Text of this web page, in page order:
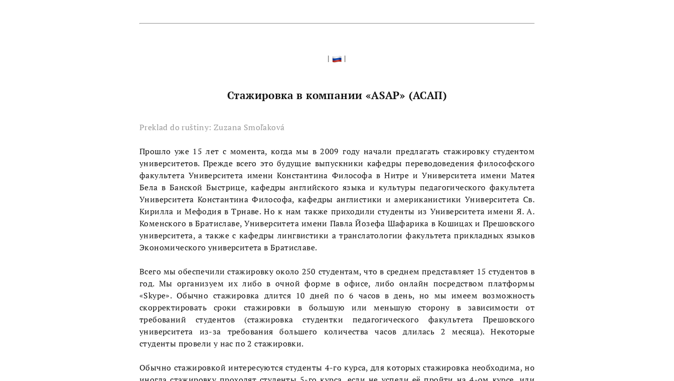
| |
Стажировка в компании «ASAP» (АСАП)
Preklad do ruštiny: Zuzana Smoľaková
Прошло уже 15 лет с момента, когда мы в 2009 году начали предлагать стажировку студентом
университетов. Прежде всего это будущие выпускники кафедры переводоведения философского
факультета Университета имени Константина Философа в Нитре и Университета имени Матея
Бела в Банской Быстрице, кафедры английского языка и культуры педагогического факультета
Университета Константина Философа, кафедры англистики и американистики Университета Св.
Кирилла и Мефодия в Трнаве. Но к нам также приходили студенты из Университета имени Я. А.
Коменского в Братиславе, Университета имени Павла Йозефа Шафарика в Кошицах и Прешовского
университета, а также с кафедры лингвистики а транслатологии факультета прикладных языков
Экономического университета в Братиславе.
Всего мы обеспечили стажировку около 250 студентам, что в среднем представляет 15 студентов в
год. Мы организуем их либо в очной форме в офисе, либо онлайн посредством платформы
«Skype». Обычно стажировка длится 10 дней по 6 часов в день, но мы имеем возможность
скорректировать сроки стажировки в большую или меньшую сторону в зависимости от
требований студентов (стажировка студентки педагогического факультета Прешовского
университета из-за требования большего количества часов длилась 2 месяца). Некоторые
студенты провели у нас по 2 стажировки.
Обычно стажировкой интересуются студенты 4-го курса, для которых стажировка необходима, но